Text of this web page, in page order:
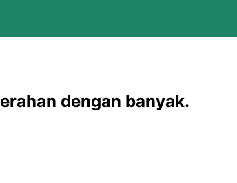
dengan banyak.